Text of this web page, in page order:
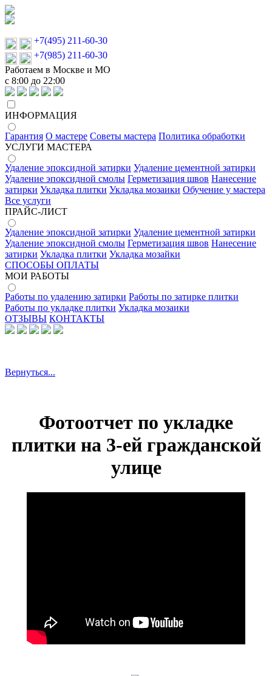
+7(495) 211-60-30
+7(985) 211-60-30
Работаем в Москве и МО
с 8:00 до 22:00
ИНФОРМАЦИЯ
Гарантия О мастере Советы мастера Политика обработки
УСЛУГИ МАСТЕРА
Удаление эпоксидной затирки Удаление цементной затирки
Удаление эпоксидной смолы Герметизация швов Нанесение
затирки Укладка плитки Укладка мозаики Обучение у мастера
Все услуги
ПРАЙС-ЛИСТ
Удаление эпоксидной затирки Удаление цементной затирки
Удаление эпоксидной смолы Герметизация швов Нанесение
затирки Укладка плитки Укладка мозайки
СПОСОБЫ ОПЛАТЫ
МОИ РАБОТЫ
Работы по удалению затирки Работы по затирке плитки
Работы по укладке плитки Укладка мозаики
ОТЗЫВЫ КОНТАКТЫ
Вернуться...
Фотоотчет по укладке
плитки на 3-ей гражданской
улице